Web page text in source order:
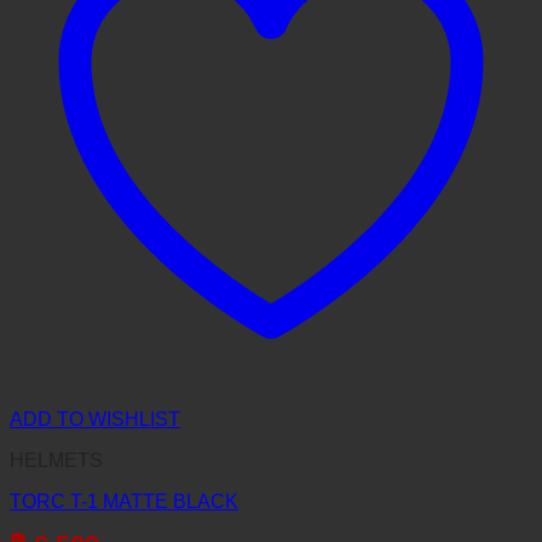
ADD TO WISHLIST
TORC T-1 MATTE BLACK